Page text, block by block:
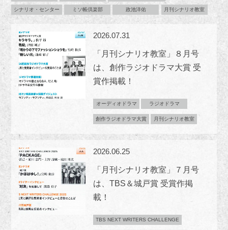
シナリオ・センター ミソ帳倶楽部 政池洋佑 月刊シナリオ教室
2026.07.31
「月刊シナリオ教室」８月号
は、創作ラジオドラマ大賞 受
賞作掲載！
オーディオドラマ ラジオドラマ
創作ラジオドラマ大賞 月刊シナリオ教室
2026.06.25
「月刊シナリオ教室」７月号
は、TBS＆城戸賞 受賞作掲
載！
TBS NEXT WRITERS CHALLENGE